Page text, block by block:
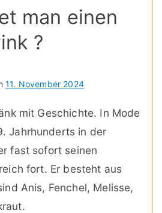
man einen
?
11. November 2024
mit Geschichte. In Mode
Jahrhunderts in der
fast sofort seinen
fort. Er besteht aus
Anis, Fenchel, Melisse,